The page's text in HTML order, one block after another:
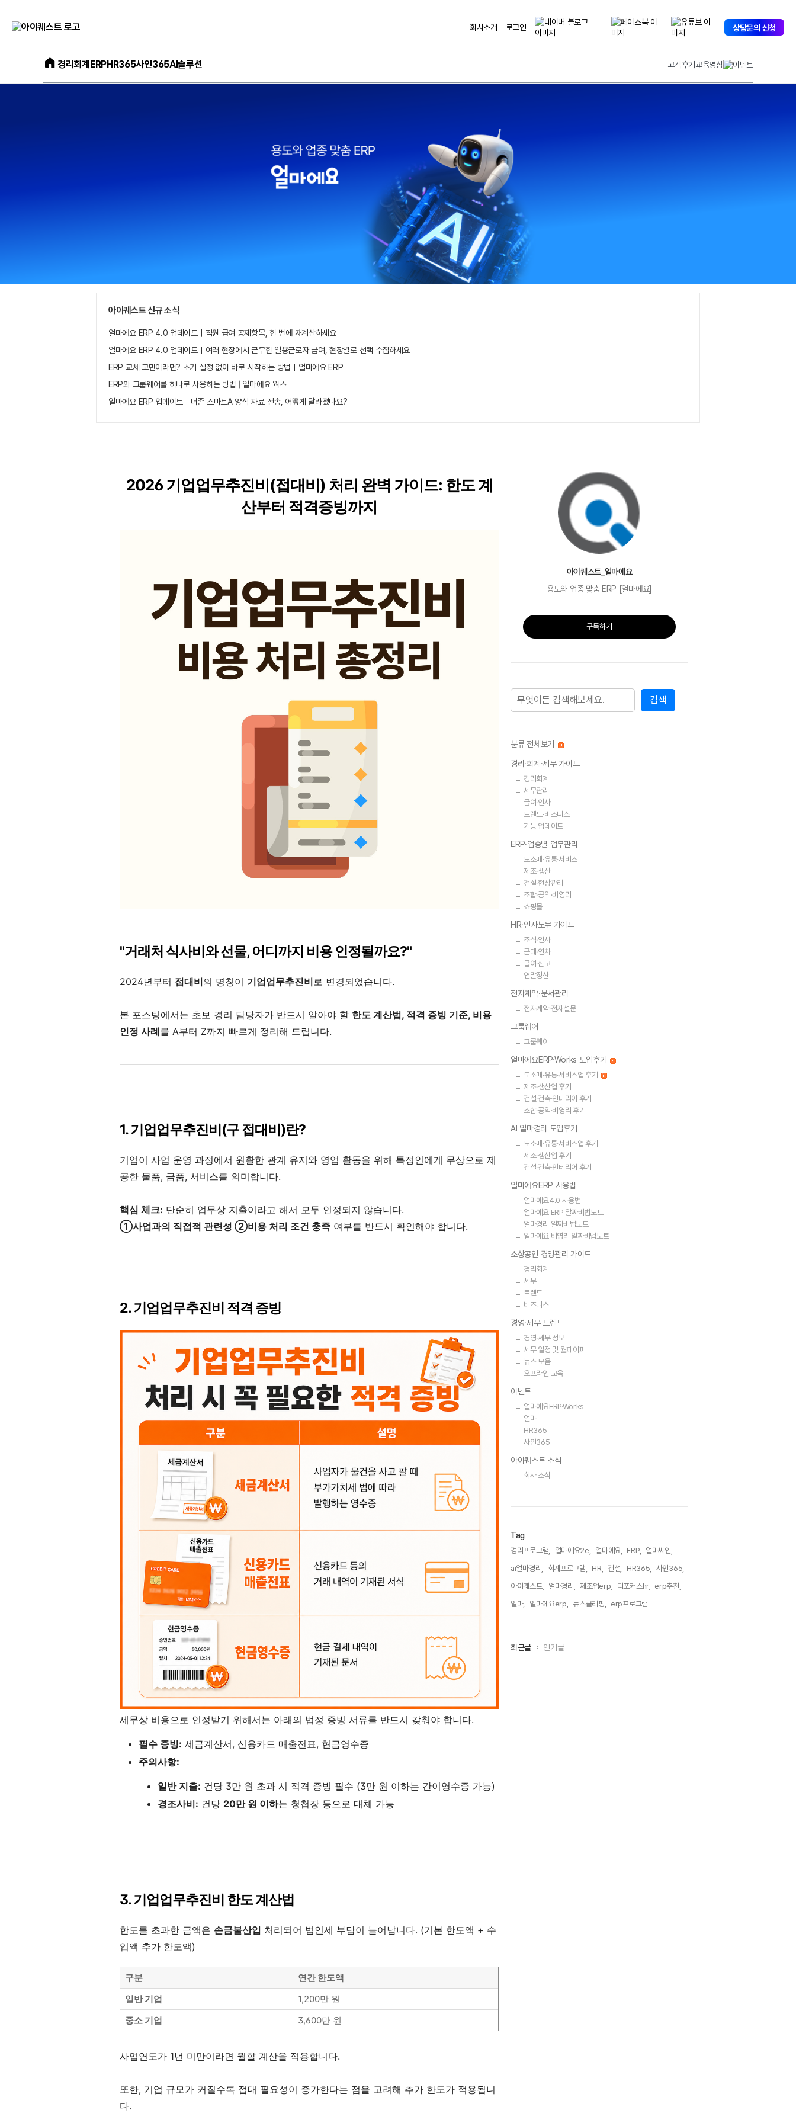
아
스
얼
회사소개 로그인
아
이
로
아
이
이
아
이
트
튜
상담문의 신청
아
이
퀘
경리회계 ERPHR365사인365AI솔루션 고객후기교육영상 이벤트
아이퀘스트 신규 소식
얼마에요 ERP 4.0 업데이트｜직원 급여 공제항목, 한 번에 재계산하세요
얼마에요 ERP 4.0 업데이트｜여러 현장에서 근무한 일용근로자 급여, 현장별로 선택 수집하세요
ERP 교체 고민이라면? 초기 설정 없이 바로 시작하는 방법｜얼마에요 ERP
ERP와 그룹웨어를 하나로 사용하는 방법 | 얼마에요 웍스
얼마에요 ERP 업데이트｜더존 스마트A 양식 자료 전송, 어떻게 달라졌나요?
2026 기업업무추진비(접대비) 처리 완벽 가이드: 한도 계
산부터 적격증빙까지
"거래처 식사비와 선물, 어디까지 비용 인정될까요?"
2024년부터 접대비의 명칭이 기업업무추진비로 변경되었습니다.
본 포스팅에서는 초보 경리 담당자가 반드시 알아야 할 한도 계산법, 적격 증빙 기준, 비용
인정 사례를 A부터 Z까지 빠르게 정리해 드립니다.
1. 기업업무추진비(구 접대비)란?
기업이 사업 운영 과정에서 원활한 관계 유지와 영업 활동을 위해 특정인에게 무상으로 제
공한 물품, 금품, 서비스를 의미합니다.
핵심 체크: 단순히 업무상 지출이라고 해서 모두 인정되지 않습니다.
①사업과의 직접적 관련성 ②비용 처리 조건 충족 여부를 반드시 확인해야 합니다.
2. 기업업무추진비 적격 증빙
세무상 비용으로 인정받기 위해서는 아래의 법정 증빙 서류를 반드시 갖춰야 합니다.
필수 증빙: 세금계산서, 신용카드 매출전표, 현금영수증
주의사항:
일반 지출: 건당 3만 원 초과 시 적격 증빙 필수 (3만 원 이하는 간이영수증 가능)
경조사비: 건당 20만 원 이하는 청첩장 등으로 대체 가능
3. 기업업무추진비 한도 계산법
한도를 초과한 금액은 손금불산입 처리되어 법인세 부담이 늘어납니다. (기본 한도액 + 수
입액 추가 한도액)
구분
연간 한도액
일반 기업
1,200만 원
중소 기업
3,600만 원
사업연도가 1년 미만이라면 월할 계산을 적용합니다.
또한, 기업 규모가 커질수록 접대 필요성이 증가한다는 점을 고려해 추가 한도가 적용됩니
다.
아이퀘스트_얼마에요
용도와 업종 맞춤 ERP [얼마에요]
구독하기
분류 전체보기
경리·회계·세무 가이드
경리회계
세무관리
급여·인사
트렌드·비즈니스
기능 업데이트
ERP·업종별 업무관리
도소매·유통·서비스
제조·생산
건설·현장관리
조합·공익·비영리
쇼핑몰
HR·인사노무 가이드
조직·인사
근태·연차
급여·신고
연말정산
전자계약·문서관리
전자계약·전자설문
그룹웨어
그룹웨어
얼마에요ERP·Works 도입후기
도소매·유통·서비스업 후기
제조·생산업 후기
건설·건축·인테리어 후기
조합·공익·비영리 후기
AI 얼마경리 도입후기
도소매·유통·서비스업 후기
제조·생산업 후기
건설·건축·인테리어 후기
얼마에요ERP 사용법
얼마에요4.0 사용법
얼마에요 ERP 알짜비법노트
얼마경리 알짜비법노트
얼마에요 비영리 알짜비법노트
소상공인 경영관리 가이드
경리회계
세무
트렌드
비즈니스
경영·세무 트렌드
경영·세무 정보
세무 일정 및 월페이퍼
뉴스 모음
오프라인 교육
이벤트
얼마에요ERP·Works
얼마
HR365
사인365
아이퀘스트 소식
회사 소식
Tag
경리프로그램, 얼마에요2e, 얼마에요, ERP,
얼마싸인,
ai얼마경리,
회계프로그램, HR, 건설, HR365,
사인365,
아이퀘스트,
얼마경리, 제조업erp, 디포커스hr,
erp추천,
얼마,
얼마에요erp, 뉴스클리핑, erp프로그램,
최
최근글 인기글